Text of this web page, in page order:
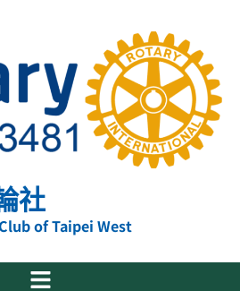
社
of Taipei West